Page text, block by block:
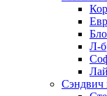
Л-
Сэндвич